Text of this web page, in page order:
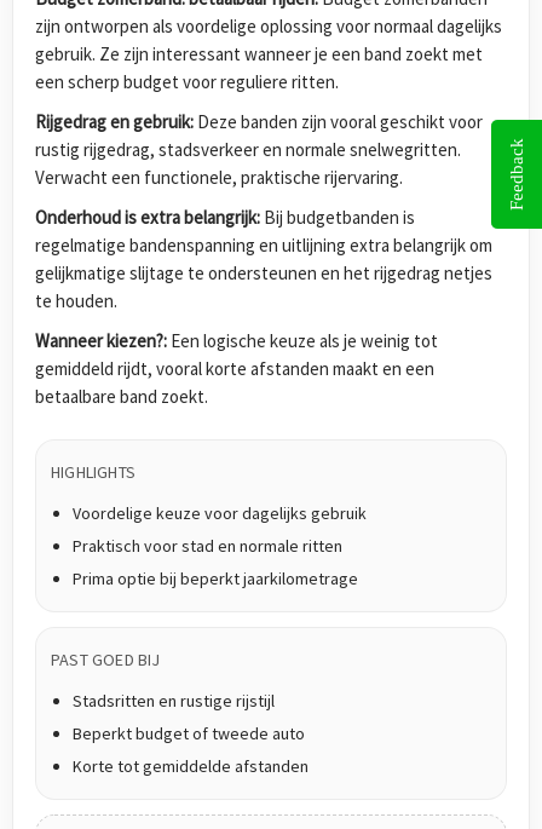
zijn ontworpen als voordelige oplossing voor normaal dagelijks
gebruik. Ze zijn interessant wanneer je een band zoekt met
een scherp budget voor reguliere ritten.
Rijgedrag en gebruik: Deze banden zijn vooral geschikt voor
rustig rijgedrag, stadsverkeer en normale snelwegritten.
Verwacht een functionele, praktische rijervaring.
Onderhoud is extra belangrijk: Bij budgetbanden is
regelmatige bandenspanning en uitlijning extra belangrijk om
gelijkmatige slijtage te ondersteunen en het rijgedrag netjes
te houden.
Wanneer kiezen?: Een logische keuze als je weinig tot
gemiddeld rijdt, vooral korte afstanden maakt en een
betaalbare band zoekt.
HIGHLIGHTS
Voordelige keuze voor dagelijks gebruik
Praktisch voor stad en normale ritten
Prima optie bij beperkt jaarkilometrage
PAST GOED BIJ
Stadsritten en rustige rijstijl
Beperkt budget of tweede auto
Korte tot gemiddelde afstanden
Feedback